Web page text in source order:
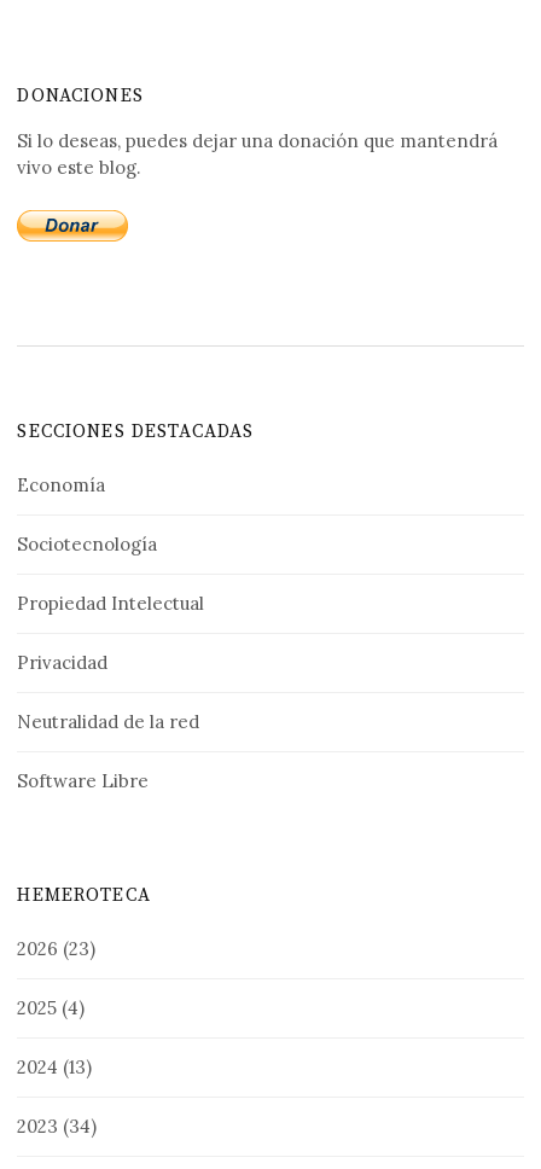
DONACIONES
Si lo deseas, puedes dejar una donación que mantendrá
vivo este blog.
SECCIONES DESTACADAS
Economía
Sociotecnología
Propiedad Intelectual
Privacidad
Neutralidad de la red
Software Libre
HEMEROTECA
2026 (23)
2025 (4)
2024 (13)
2023 (34)